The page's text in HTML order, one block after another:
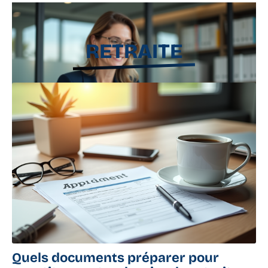
11 mars 2026
Cofidis : découvrir la banque qui se cache
derrière
11 mars 2026
RETRAITE
Quels documents préparer pour